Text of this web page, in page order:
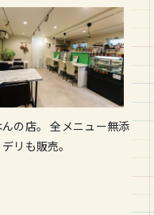
の店。 全メニュー無添
リも販売。